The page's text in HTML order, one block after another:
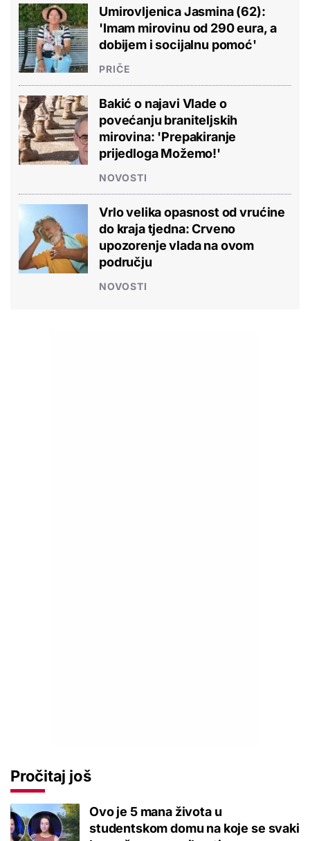
Umirovljenica Jasmina (62):
'Imam mirovinu od 290 eura, a
dobijem i socijalnu pomoć'
PRIČE
Bakić o najavi Vlade o
povećanju braniteljskih
mirovina: 'Prepakiranje
prijedloga Možemo!'
NOVOSTI
Vrlo velika opasnost od vrućine
do kraja tjedna: Crveno
upozorenje vlada na ovom
području
NOVOSTI
Pročitaj još
Ovo je 5 mana života u
studentskom domu na koje se svaki